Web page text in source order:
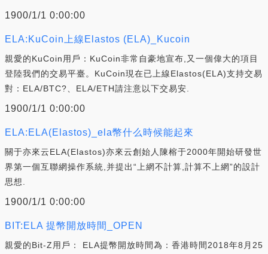
1900/1/1 0:00:00
ELA:KuCoin上線Elastos (ELA)_Kucoin
親愛的KuCoin用戶：KuCoin非常自豪地宣布,又一個偉大的項目
登陸我們的交易平臺。KuCoin現在已上線Elastos(ELA)支持交易
對：ELA/BTC?、ELA/ETH請注意以下交易安.
1900/1/1 0:00:00
ELA:ELA(Elastos)_ela幣什么時候能起來
關于亦來云ELA(Elastos)亦來云創始人陳榕于2000年開始研發世
界第一個互聯網操作系統,并提出“上網不計算,計算不上網”的設計
思想.
1900/1/1 0:00:00
BIT:ELA 提幣開放時間_OPEN
親愛的Bit-Z用戶： ELA提幣開放時間為：香港時間2018年8月25